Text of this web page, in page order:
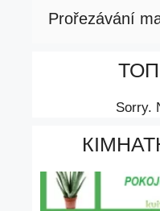
Prořezávání
Sorry.